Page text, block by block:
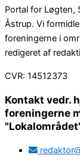
Portal for Løgten,
Åstrup. Vi
foreningerne i
redigeret af
CVR: 14512373
Kontakt vedr.
foreningerne